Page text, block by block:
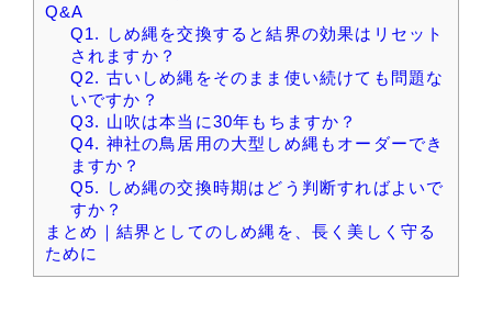
Q&A
Q1. しめ縄を交換すると結界の効果はリセット
されますか？
Q2. 古いしめ縄をそのまま使い続けても問題な
いですか？
Q3. 山吹は本当に30年もちますか？
Q4. 神社の鳥居用の大型しめ縄もオーダーでき
ますか？
Q5. しめ縄の交換時期はどう判断すればよいで
すか？
まとめ｜結界としてのしめ縄を、長く美しく守る
ために